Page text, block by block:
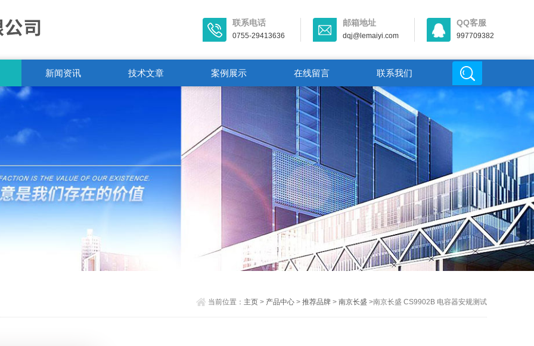
联系电话
0755-29413636
邮箱地址
dqj@lemaiyi.com
QQ客服
997709382
新闻资讯 技术文章 案例展示 在线留言 联系我们
当前位置： 主页> 产品中心> 推荐品牌> 南京长盛 >南京长盛 CS9902B 电容器安规测试